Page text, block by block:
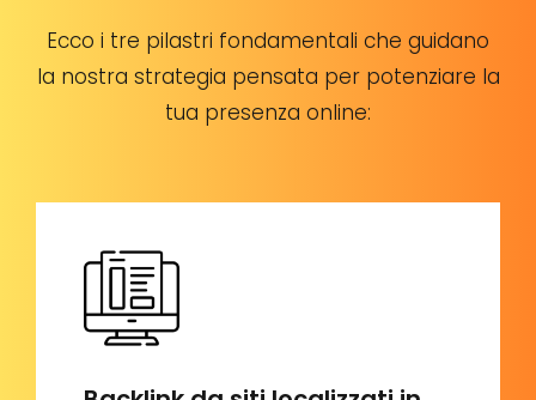
Ecco i tre pilastri fondamentali che guidano
la nostra strategia pensata per potenziare la
tua presenza online: